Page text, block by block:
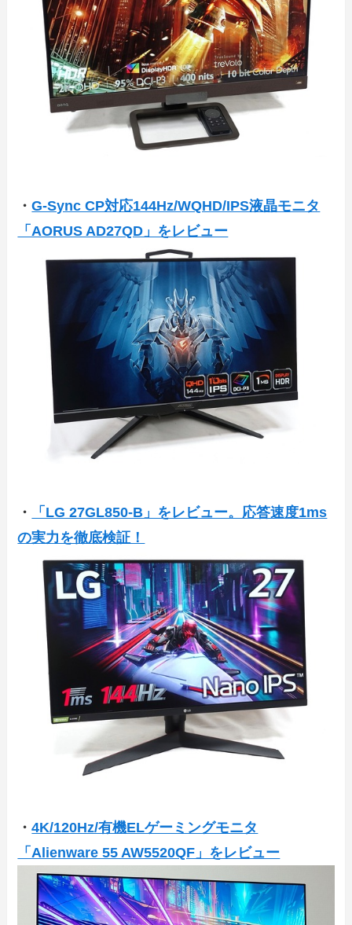
・G-Sync CP対応144Hz/WQHD/IPS液晶モニタ
「AORUS AD27QD」をレビュー
・
「LG 27GL850-B」をレビュー。応答速度1ms
の実力を徹底検証！
・4K/120Hz/有機ELゲーミングモニタ
「Alienware 55 AW5520QF」をレビュー